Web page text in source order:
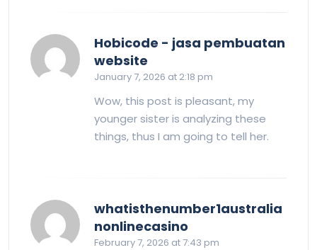
Hobicode - jasa pembuatan
website
January 7, 2026 at 2:18 pm
Wow, this post is pleasant, my
younger sister is analyzing these
things, thus I am going to tell her.
whatisthenumber1australia
nonlinecasino
February 7, 2026 at 7:43 pm